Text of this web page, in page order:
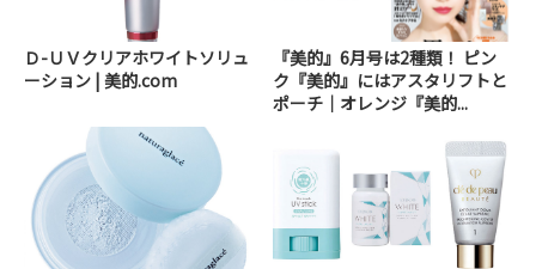
Ｄ-ＵＶクリアホワイトソリュ
ーション | 美的.com
『美的』6月号は2種類！ ピン
ク『美的』にはアスタリフトと
ポーチ｜オレンジ『美的...